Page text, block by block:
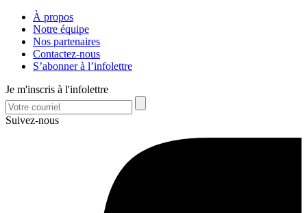
À propos
Notre équipe
Nos partenaires
Contactez-nous
S’abonner à l’infolettre
Je m'inscris à l'infolettre
Suivez-nous